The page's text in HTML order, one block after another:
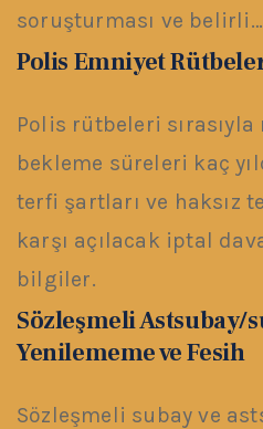
soruşturması ve belirli…
Polis Emniyet
Polis rütbeleri
bekleme süreleri kaç
terfi şartları ve haksız
karşı açılacak iptal
bilgiler.
Sözleşmeli Astsubay/
Yenilememe ve Fesih
Sözleşmeli subay ve